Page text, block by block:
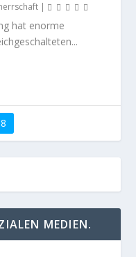
|
hat enorme
8
MEDIEN.